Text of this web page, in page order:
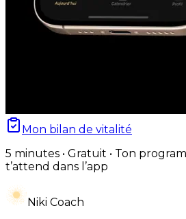
Mon bilan de vitalité
5 minutes • Gratuit • Ton
t’attend dans l’app
Niki Coach